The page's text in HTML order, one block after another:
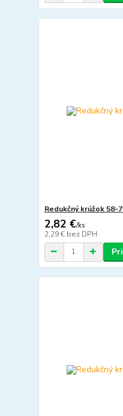
Redukčný krúžok 58-
2,82 €/ks
2,29 € bez DPH